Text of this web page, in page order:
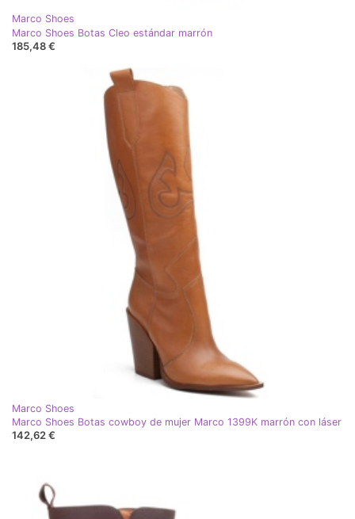
Marco Shoes
Marco Shoes Botas Cleo estándar marrón
185,48 €
Marco Shoes
Marco Shoes Botas cowboy de mujer Marco 1399K marrón con láser
142,62 €